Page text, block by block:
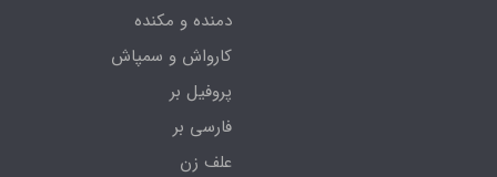
دمنده و مکنده
کارواش و سمپاش
پروفیل بر
فارسی بر
علف زن